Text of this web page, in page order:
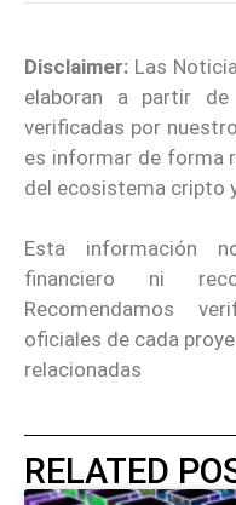
Disclaimer: Las
elaboran a partir
verificadas por
es informar de forma
del ecosistema cripto
Esta información
financiero ni
Recomendamos
oficiales de cada
relacionadas
RELATED